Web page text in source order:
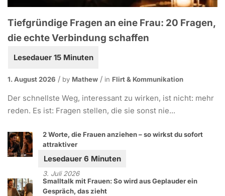
Tiefgründige Fragen an eine Frau: 20 Fragen,
die echte Verbindung schaffen
1. August 2026 by Mathew in Flirt & Kommunikation
Der schnellste Weg, interessant zu wirken, ist nicht: mehr
reden. Es ist: Fragen stellen, die sie sonst nie...
2 Worte, die Frauen anziehen – so wirkst du sofort
attraktiver
3. Juli 2026
Smalltalk mit Frauen: So wird aus Geplauder ein
Gespräch, das zieht